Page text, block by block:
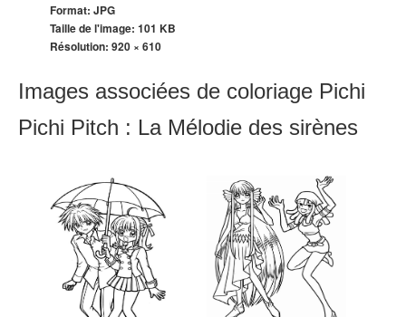
Format: JPG
Taille de l'image: 101 KB
Résolution: 920 × 610
Images associées de coloriage Pichi
Pichi Pitch : La Mélodie des sirènes